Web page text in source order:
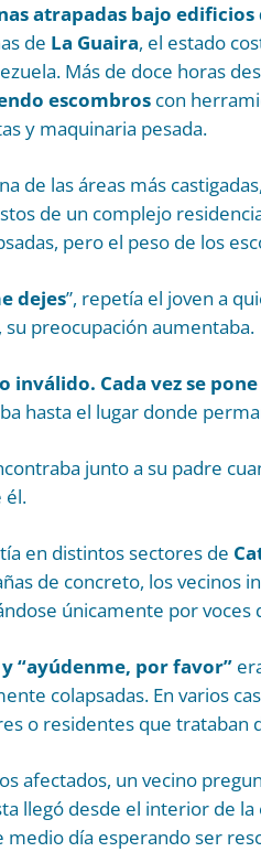
atrapadas bajo
de La Guaira, el estado
Más de doce horas
escombros con
y maquinaria pesada.
de las áreas más
de un complejo
pero el peso de los
dejes”, repetía el joven a
su preocupación aumentaba.
inválido. Cada vez se
hasta el lugar donde
junto a su padre
él.
en distintos sectores de
de concreto, los vecinos
únicamente por
“ayúdenme, por favor”
colapsadas. En varios
o residentes que trataban
afectados, un vecino
llegó desde el interior de
medio día esperando ser